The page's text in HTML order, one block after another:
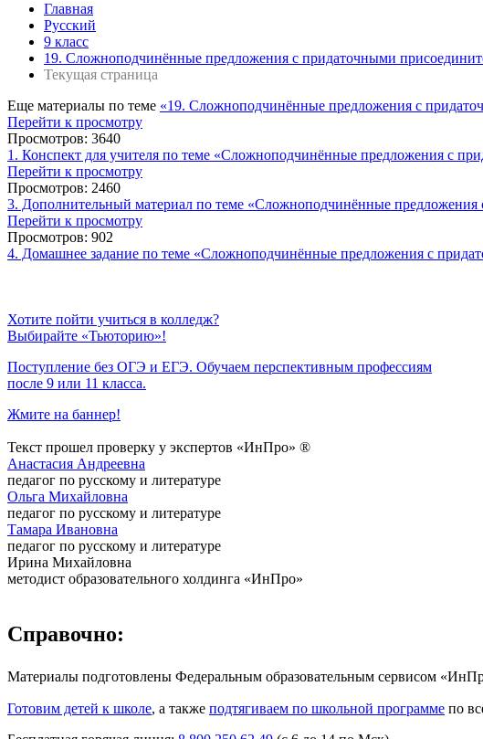
Главная
Русский
9 класс
19. Сложноподчинённые предложения с придаточными
Текущая страница
Еще материалы по теме «19. Сложноподчинённые предложения с
Перейти к просмотру
Просмотров: 3640
1. Конспект для учителя по теме «Сложноподчинённые предложения с
Перейти к просмотру
Просмотров: 2460
3. Дополнительный материал по теме «Сложноподчинённые
Перейти к просмотру
Просмотров: 902
4. Домашнее задание по теме «Сложноподчинённые предложения с
Хотите пойти учиться в колледж?
Выбирайте «Тьюторию»!
Поступление без ОГЭ и ЕГЭ. Обучаем перспективным профессиям
после 9 или 11 класса.
Жмите на баннер!
Текст прошел проверку у экспертов «ИнПро» ®
Анастасия Андреевна
педагог по русскому и литературе
Ольга Михайловна
педагог по русскому и литературе
Тамара Ивановна
педагог по русскому и литературе
Ирина Михайловна
методист образовательного холдинга «ИнПро»
Справочно:
Материалы подготовлены Федеральным образовательным сервисом
Готовим детей к школе, а также подтягиваем по школьной программе по